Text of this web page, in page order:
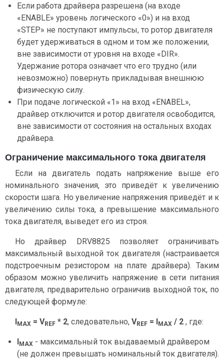
Если работа драйвера разрешена (на входе
«ENABLE» уровень логического «0») и на вход
«STEP» не поступают импульсы, то ротор двигателя
будет удерживаться в одном и том же положении,
вне зависимости от уровня на входе «DIR».
Удержание ротора означает что его трудно (или
невозможно) повернуть прикладывая внешнюю
физическую силу.
При подаче логической «1» на вход «ENABEL»,
драйвер отключится и ротор двигателя освободится,
вне зависимости от состояния на остальных входах
драйвера.
Ограничение максимального тока двигателя
Если на двигатель подать напряжение выше его
номинального значения, это приведёт к увеличению
скорости шага. Но увеличение напряжения приведёт и к
увеличению силы тока, а превышение максимального
тока двигателя, выведет его из строя.
Но драйвер DRV8825 позволяет ограничивать
максимальный выходной ток двигателя (настраивается
подстроечным резистором на плате драйвера). Таким
образом можно увеличить напряжение в сети питания
двигателя, предварительно ограничив выходной ток, по
следующей формуле:
IMAX = VREF * 2, следовательно, VREF = IMAX / 2 , где:
IMAX - максимальный ток выдаваемый драйвером
(не должен превышать номинальный ток двигателя).